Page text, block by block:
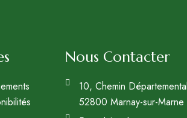
Nous Contacter
10, Chemin
52800 Marnay-sur-Marne